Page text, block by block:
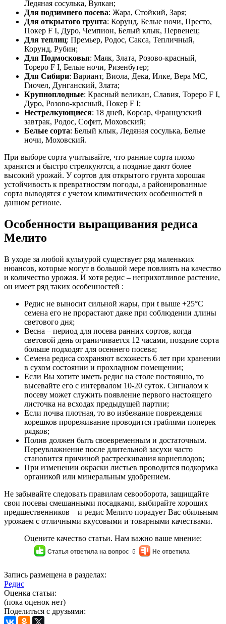
Ледяная сосулька, Вулкан;
Для подзимнего посева: Жара, Стойкий, Заря;
Для открытого грунта: Корунд, Белые ночи, Престо,
Покер F I, Дуро, Чемпион, Белый клык, Первенец;
Для теплиц: Премьер, Родос, Сакса, Тепличный,
Корунд, Рубин;
Для Подмосковья: Маяк, Злата, Розово-красный,
Тореро F I, Белые ночи, Ризенбутер;
Для Сибири: Вариант, Виола, Дека, Илке, Вера МС,
Гиочел, Дунганский, Злата;
Крупноплодные: Красный великан, Славия, Тореро F I,
Дуро, Розово-красный, Покер F I;
Нестрелкующиеся: 18 дней, Корсар, Французский
завтрак, Родос, Софит, Моховский;
Белые сорта: Белый клык, Ледяная сосулька, Белые
ночи, Моховский.
При выборе сорта учитывайте, что ранние сорта плохо
хранятся и быстро стрелкуются, а поздние дают более
высокий урожай. У сортов для открытого грунта хорошая
устойчивость к превратностям погоды, а районированные
сорта выводятся с учетом климатических особенностей в
данном регионе.
Особенности выращивания редиса
Мелито
В уходе за любой культурой существует ряд маленьких
нюансов, которые могут в большой мере повлиять на качество
и количество урожая. И хотя редис – неприхотливое растение,
он имеет ряд таких особенностей :
Редис не выносит сильной жары, при t выше +25°С
семена его не прорастают даже при соблюдении длины
светового дня;
Весна – период для посева ранних сортов, когда
световой день ограничивается 12 часами, поздние сорта
больше подходят для осеннего посева;
Семена редиса сохраняют всхожесть 6 лет при хранении
в сухом состоянии и прохладном помещении;
Если Вы хотите иметь редис на столе постоянно, то
высевайте его с интервалом 10-20 суток. Сигналом к
посеву может служить появление первого настоящего
листочка на всходах предыдущей партии;
Если почва плотная, то во избежание повреждения
корешков прореживание проводится граблями поперек
рядков;
Полив должен быть своевременным и достаточным.
Переувлажнение после длительной засухи часто
становится причиной растрескивания корнеплодов;
При изменении окраски листьев проводится подкормка
органикой или минеральным удобрением.
Не забывайте следовать правилам севооборота, защищайте
свои посевы смешанными посадками, выбирайте хороших
предшественников – и редис Мелито порадует Вас обильным
урожаем с отличными вкусовыми и товарными качествами.
Оцените качество статьи. Нам важно ваше мнение:
Статья ответила на вопрос 5 Не ответила
Запись размещена в разделах:
Редис
Оценка статьи:
(пока оценок нет)
Поделиться с друзьями: